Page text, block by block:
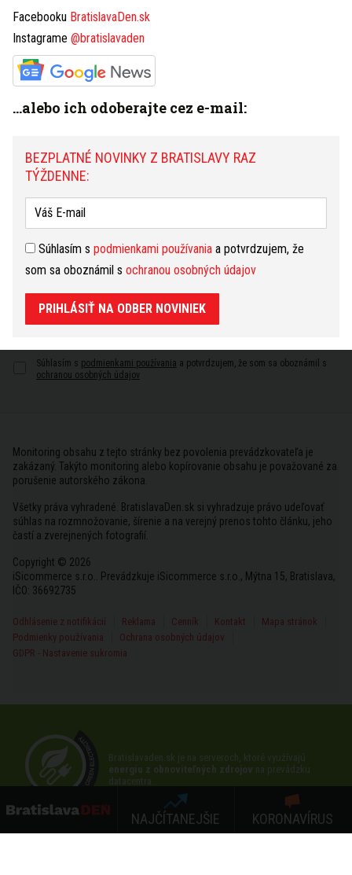
NAJČÍTANEJŠIE KORONAVÍRUS
Bezplatné novinky
Súhlasím s podmienkami používania a potvrdzujem, že som sa oboznámil s
ochranou osobných údajov
Monitoring obsahu z tejto stránky bez povolenia prevádzkovateľa je
zakázaný. Takýto monitoring alebo kopírovanie obsahu je považované za
porušenie autorského zákona.
Všetky práva vyhradené. BratislavaDen.sk si vyhradzuje právo udeľovať
súhlas na rozmnožovanie, šírenie a na verejný prenos tohto článku, jeho
častí a zverejnených fotografií.
Copyright © 2026
iSicommerce s.r.o.. Prevádzkuje iSicommerce s.r.o., Mýtna 15, Bratislava,
IČO: 36692735
Odhlásenie z notifikácií Reklama Cenník Kontakt
Mapa stránok
Podmienky používania
Ochrana osobných údajov
GDPR - Nastavenie sukromia
Bratislavaden.sk je na serveroch, ktoré využívajú
energiu z obnoviteľných zdrojov na prevádzku
datacentra.
Facebooku BratislavaDen.sk
Instagrame @bratislavaden
...alebo ich odoberajte cez e-mail:
BEZPLATNÉ NOVINKY Z BRATISLAVY RAZ
TÝŽDENNE:
Súhlasím s podmienkami používania a potvrdzujem, že
som sa oboznámil s ochranou osobných údajov
PRIHLÁSIŤ NA ODBER NOVINIEK